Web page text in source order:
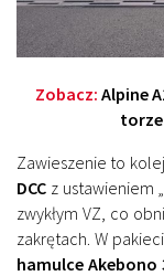
Zobacz: Alpine
torze
Zawieszenie to
DCC z ustawieniem
zwykłym VZ, co
zakrętach. W
hamulce Akebono